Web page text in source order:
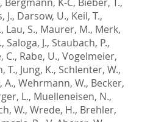
J., Darsow, U., Keil, T.,
, Lau, S., Maurer, M., Merk,
, Saloga, J., Staubach, P.,
C., Rabe, U., Vogelmeier,
T., Jung, K., Schlenter, W.,
A., Wehrmann, W., Becker,
L., Muelleneisen, N.,
W., Wrede, H., Brehler,